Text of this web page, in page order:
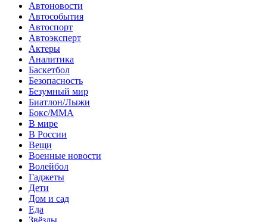
Автоновости
Автособытия
Автоспорт
Автоэксперт
Актеры
Аналитика
Баскетбол
Безопасность
Безумный мир
Биатлон/Лыжи
Бокс/MMA
В мире
В России
Вещи
Военные новости
Волейбол
Гаджеты
Дети
Дом и сад
Еда